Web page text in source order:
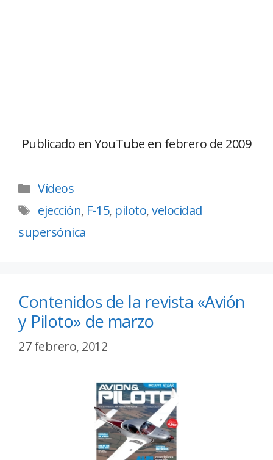
Publicado en YouTube en febrero de 2009
Vídeos
ejección, F-15, piloto,velocidad
supersónica
Contenidos de la revista «Avión
y Piloto» de marzo
27 febrero, 2012